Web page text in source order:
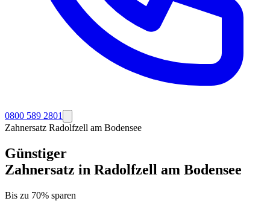
0800 589 2801
Zahnersatz Radolfzell am Bodensee
Günstiger
Zahnersatz in Radolfzell am Bodensee
Bis zu 70% sparen